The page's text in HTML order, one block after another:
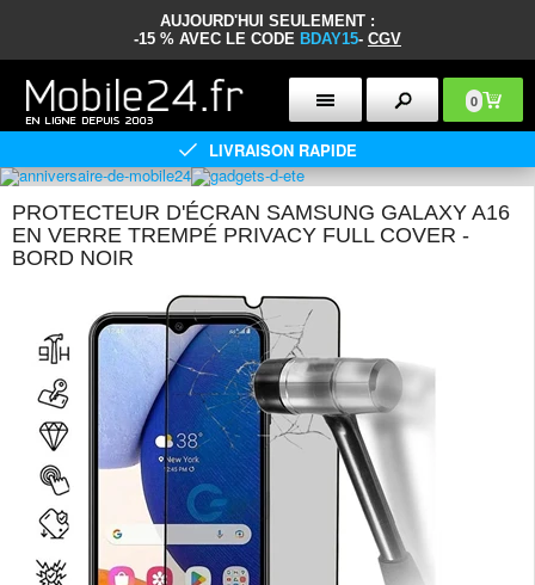
AUJOURD'HUI SEULEMENT :
-15 % AVEC LE CODE BDAY15- CGV
0
LIVRAISON RAPIDE
PROTECTEUR D'ÉCRAN SAMSUNG GALAXY A16
EN VERRE TREMPÉ PRIVACY FULL COVER -
BORD NOIR